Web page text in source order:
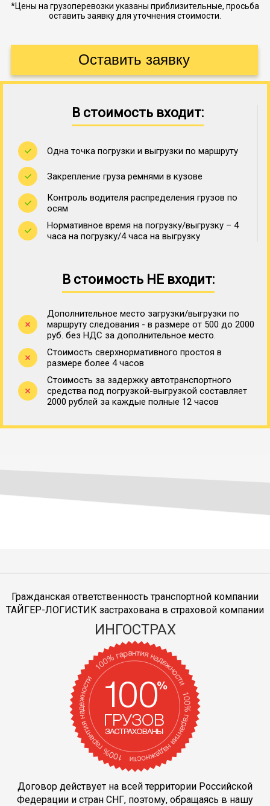
*Цены на грузоперевозки указаны приблизительные, просьба
оставить заявку для уточнения стоимости.
В стоимость входит:
Одна точка погрузки и выгрузки по маршруту
Закрепление груза ремнями в кузове
Контроль водителя распределения грузов по
осям
Нормативное время на погрузку/выгрузку – 4
часа на погрузку/4 часа на выгрузку
В стоимость НЕ входит:
Дополнительное место загрузки/выгрузки по
маршруту следования - в размере от 500 до 2000
руб. без НДС за дополнительное место.
Стоимость сверхнормативного простоя в
размере более 4 часов
Стоимость за задержку автотранспортного
средства под погрузкой-выгрузкой составляет
2000 рублей за каждые полные 12 часов
Гражданская ответственность транспортной компании
ТАЙГЕР-ЛОГИСТИК застрахована в страховой компании
ИНГОСТРАХ
Договор действует на всей территории Российской
Федерации и стран СНГ, поэтому, обращаясь в нашу